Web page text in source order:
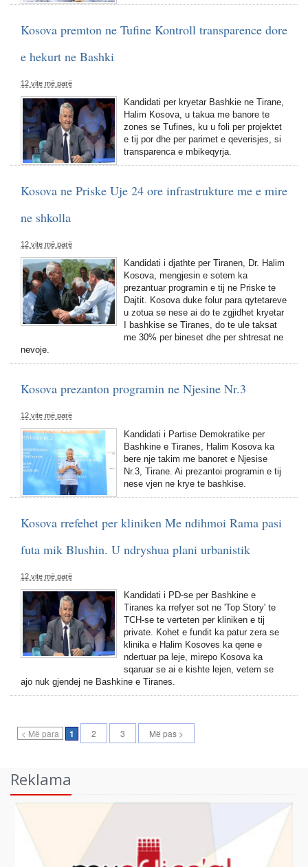
Kosova premton ne Tufine Kontroll transparence dore
e hekurt ne Bashki
12 vite më parë
Kandidati per kryetar Bashkie ne Tirane,
Halim Kosova, u takua me banore te
zones se Tufines, ku u foli per projektet
e tij por dhe per parimet e qeverisjes, si
transparenca e mbikeqyrja.
Kosova ne Priske Uje 24 ore infrastrukture me e mire
ne shkolla
12 vite më parë
Kandidati i djathte per Tiranen, Dr. Halim
Kosova, mengjesin e sotem ka
prezantuar programin e tij ne Priske te
Dajtit. Kosova duke folur para qytetareve
u zotua se nese ai do te zgjidhet kryetar
I bashkise se Tiranes, do te ule taksat
me 30% per bineset dhe per shtresat ne
nevoje.
Kosova prezanton programin ne Njesine Nr.3
12 vite më parë
Kandidati i Partise Demokratike per
Bashkine e Tiranes, Halim Kosova ka
bere nje takim me banoret e Njesise
Nr.3, Tirane. Ai prezantoi programin e tij
nese vjen ne krye te bashkise.
Kosova rrefehet per kliniken Me ndihmoi Rama pasi
futa mik Blushin. U ndryshua plani urbanistik
12 vite më parë
Kandidati i PD-se per Bashkine e
Tiranes ka rrefyer sot ne 'Top Story' te
TCH-se te verteten per kliniken e tij
private. Kohet e fundit ka patur zera se
klinika e Halim Kosoves ka qene e
ndertuar pa leje, mirepo Kosova ka
sqaruar se ai e kishte lejen, vetem se
ajo nuk gjendej ne Bashkine e Tiranes.
< Më para 1 2 3 Më pas >
Reklama